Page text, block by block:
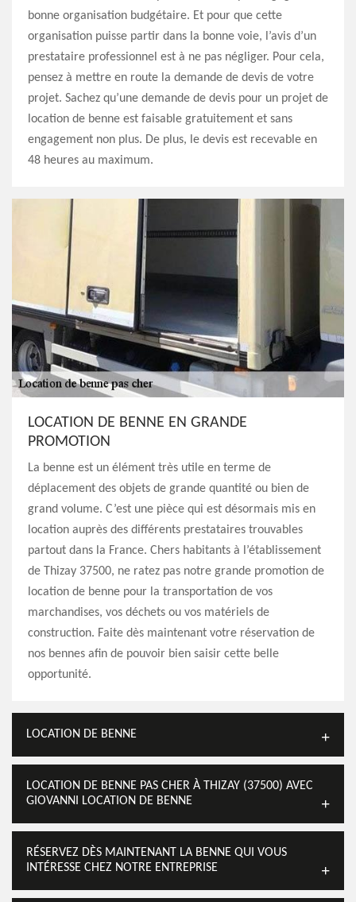
bonne organisation budgétaire. Et pour que cette
organisation puisse partir dans la bonne voie, l’avis d’un
prestataire professionnel est à ne pas négliger. Pour cela,
pensez à mettre en route la demande de devis de votre
projet. Sachez qu’une demande de devis pour un projet de
location de benne est faisable gratuitement et sans
engagement non plus. De plus, le devis est recevable en
48 heures au maximum.
LOCATION DE BENNE EN GRANDE
PROMOTION
La benne est un élément très utile en terme de
déplacement des objets de grande quantité ou bien de
grand volume. C’est une pièce qui est désormais mis en
location auprès des différents prestataires trouvables
partout dans la France. Chers habitants à l’établissement
de Thizay 37500, ne ratez pas notre grande promotion de
location de benne pour la transportation de vos
marchandises, vos déchets ou vos matériels de
construction. Faite dès maintenant votre réservation de
nos bennes afin de pouvoir bien saisir cette belle
opportunité.
LOCATION DE BENNE
LOCATION DE BENNE PAS CHER À THIZAY (37500) AVEC
GIOVANNI LOCATION DE BENNE
RÉSERVEZ DÈS MAINTENANT LA BENNE QUI VOUS
INTÉRESSE CHEZ NOTRE ENTREPRISE